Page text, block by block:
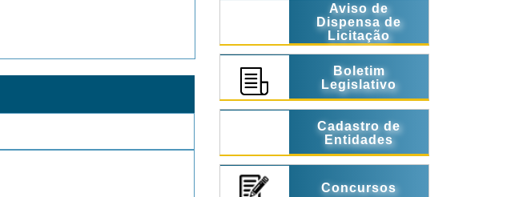
Aviso de
Dispensa de
Licitação
Boletim
Legislativo
Cadastro de
Entidades
Concursos